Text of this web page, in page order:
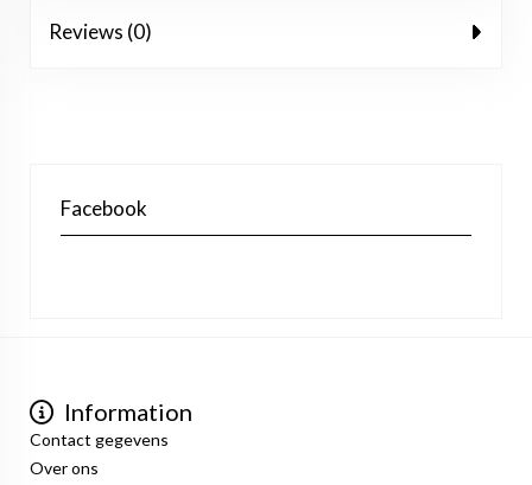
Reviews (0)
Facebook
Information
Contact gegevens
Over ons